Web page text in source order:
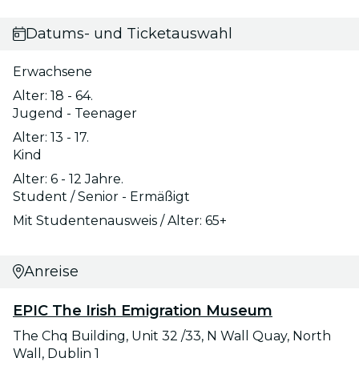
Datums- und Ticketauswahl
Erwachsene
Alter: 18 - 64.
Jugend - Teenager
Alter: 13 - 17.
Kind
Alter: 6 - 12 Jahre.
Student / Senior - Ermäßigt
Mit Studentenausweis / Alter: 65+
Anreise
EPIC The Irish Emigration Museum
The Chq Building, Unit 32 /33, N Wall Quay, North
Wall, Dublin 1